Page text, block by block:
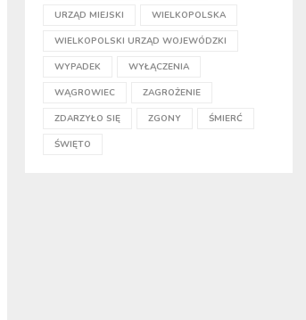
URZĄD MIEJSKI WIELKOPOLSKA
WIELKOPOLSKI URZĄD WOJEWÓDZKI
WYPADEK WYŁĄCZENIA
WĄGROWIEC ZAGROŻENIE
ZDARZYŁO SIĘ ZGONY ŚMIERĆ
ŚWIĘTO